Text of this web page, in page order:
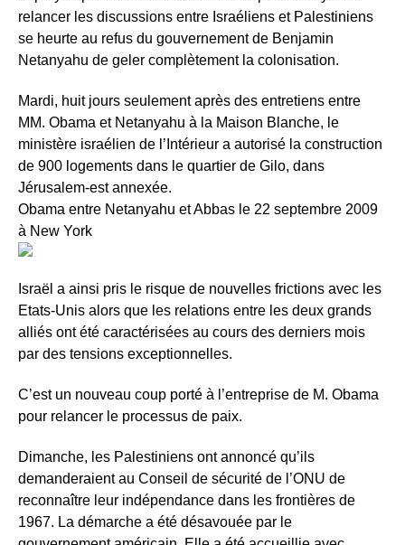
relancer les discussions entre Israéliens et Palestiniens
se heurte au refus du gouvernement de Benjamin
Netanyahu de geler complètement la colonisation.
Mardi, huit jours seulement après des entretiens entre
MM. Obama et Netanyahu à la Maison Blanche, le
ministère israélien de l’Intérieur a autorisé la construction
de 900 logements dans le quartier de Gilo, dans
Jérusalem-est annexée.
Obama entre Netanyahu et Abbas le 22 septembre 2009
à New York
Israël a ainsi pris le risque de nouvelles frictions avec les
Etats-Unis alors que les relations entre les deux grands
alliés ont été caractérisées au cours des derniers mois
par des tensions exceptionnelles.
C’est un nouveau coup porté à l’entreprise de M. Obama
pour relancer le processus de paix.
Dimanche, les Palestiniens ont annoncé qu’ils
demanderaient au Conseil de sécurité de l’ONU de
reconnaître leur indépendance dans les frontières de
1967. La démarche a été désavouée par le